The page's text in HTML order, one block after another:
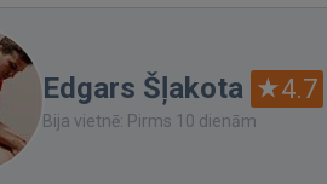
Edgars Šļakota 4.7
Bija vietnē: Pirms 10 dienām